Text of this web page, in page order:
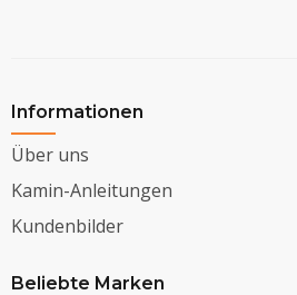
Informationen
Über uns
Kamin-Anleitungen
Kundenbilder
Beliebte Marken